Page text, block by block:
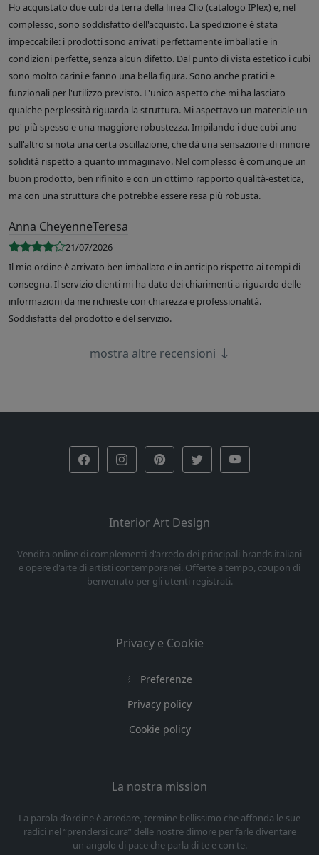
Ho acquistato due cubi da terra della linea Clio (catalogo IPlex) e, nel
complesso, sono soddisfatto dell'acquisto. La spedizione è stata
impeccabile: i prodotti sono arrivati perfettamente imballati e in
condizioni perfette, senza alcun difetto. Dal punto di vista estetico i cubi
sono molto carini e fanno una bella figura. Sono anche pratici e
funzionali per l'utilizzo previsto. L'unico aspetto che mi ha lasciato
qualche perplessità riguarda la struttura. Mi aspettavo un materiale un
po' più spesso e una maggiore robustezza. Impilando i due cubi uno
sull'altro si nota una certa oscillazione, che dà una sensazione di minore
solidità rispetto a quanto immaginavo. Nel complesso è comunque un
buon prodotto, ben rifinito e con un ottimo rapporto qualità-estetica,
ma con una struttura che potrebbe essere resa più robusta.
Anna CheyenneTeresa
21/07/2026
Il mio ordine è arrivato ben imballato e in anticipo rispetto ai tempi di
consegna. Il servizio clienti mi ha dato dei chiarimenti a riguardo delle
informazioni da me richieste con chiarezza e professionalità.
Soddisfatta del prodotto e del servizio.
mostra altre recensioni
Interior Art Design
Vendita online di complementi d'arredo dei principali brands italiani
e opere d'arte di artisti contemporanei. Offerte a tempo, coupon di
benvenuto per gli utenti registrati.
Privacy e Cookie
Preferenze
Privacy policy
Cookie policy
La nostra mission
La parola d’ordine è arredare, termine bellissimo che affonda le sue
radici nel “prendersi cura” delle nostre dimore per farle diventare
un angolo di pace che parla di te e con te.